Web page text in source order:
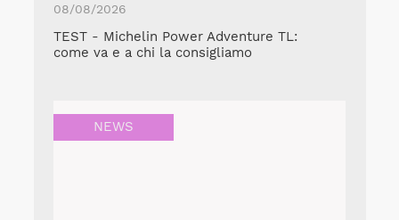
08/08/2026
TEST - Michelin Power Adventure TL:
come va e a chi la consigliamo
NEWS